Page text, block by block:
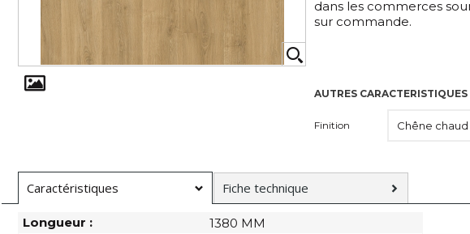
dans les commerces
sur commande.
AUTRES CARACTERISTIQUES
Finition
Caractéristiques Fiche technique
Longueur :
1380 MM